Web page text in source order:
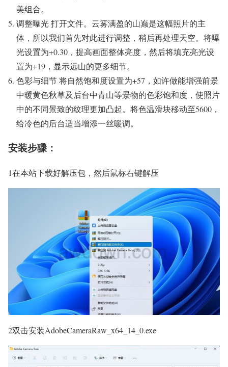
美组合。
调整曝光 打开文件。云雾满盈的山巅是这幅照片的主
体，所以我们首先对此进行调整，稍后再处理天空。将曝
光设置为+0.30，提高画面整体亮度，然后将填充亮光设
置为+19，显示远山的更多细节。
色彩与细节 将自然饱和度设置为+57，如许做能增强前景
中暖黄色秋草及后台中青山等景物的色彩饱和度，使照片
中的不同景致的纹理更加凸起。将色温滑块移动至5600，
给冷色的后台适当增添一丝暖调。
安装步骤：
1在本站下载好解压包，然后鼠标右键解压
2双击安装AdobeCameraRaw_x64_14_0.exe